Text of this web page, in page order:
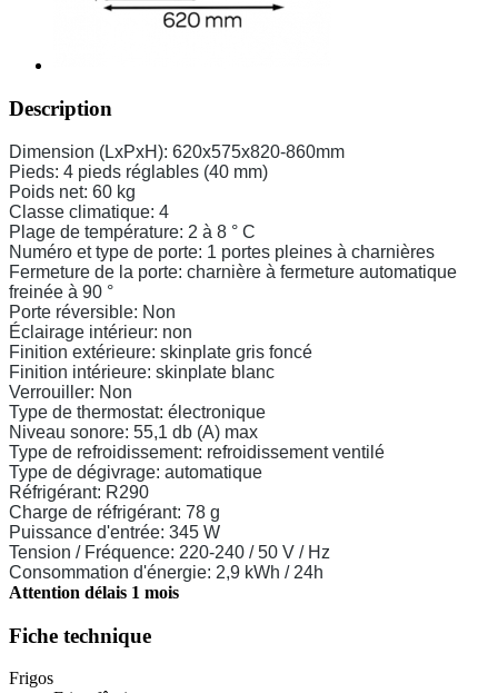
Description
Dimension (LxPxH): 620x575x820-860mm
Pieds: 4 pieds réglables (40 mm)
Poids net: 60 kg
Classe climatique: 4
Plage de température: 2 à 8 ° C
Numéro et type de porte: 1 portes pleines à charnières
Fermeture de la porte: charnière à fermeture automatique
freinée à 90 °
Porte réversible: Non
Éclairage intérieur: non
Finition extérieure: skinplate gris foncé
Finition intérieure: skinplate blanc
Verrouiller: Non
Type de thermostat: électronique
Niveau sonore: 55,1 db (A) max
Type de refroidissement: refroidissement ventilé
Type de dégivrage: automatique
Réfrigérant: R290
Charge de réfrigérant: 78 g
Puissance d'entrée: 345 W
Tension / Fréquence: 220-240 / 50 V / Hz
Consommation d'énergie: 2,9 kWh / 24h
Attention délais 1 mois
Fiche technique
Frigos